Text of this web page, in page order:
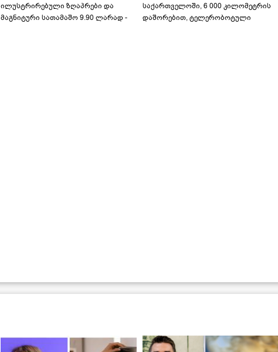
ილუსტრირებული ზღაპრები და
მაგნიტური სათამაშო 9.90 ლარად -
საქართველოში, 6 000 კილომეტრის
დაშორებით, ტელერობოტული